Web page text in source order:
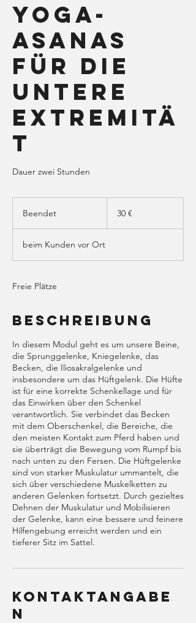
Yoga-
Asanas
für die
untere
Extremitä
t
Dauer zwei Stunden
Beendet
n
d
30 €
beim Kunden vor Ort
Freie Plätze
Beschreibung
In diesem Modul geht es um unsere Beine,
die Sprunggelenke, Kniegelenke, das
Becken, die Iliosakralgelenke und
insbesondere um das Hüftgelenk. Die Hüfte
ist für eine korrekte Schenkellage und für
das Einwirken über den Schenkel
verantwortlich. Sie verbindet das Becken
mit dem Oberschenkel, die Bereiche, die
den meisten Kontakt zum Pferd haben und
sie überträgt die Bewegung vom Rumpf bis
nach unten zu den Fersen. Die Hüftgelenke
sind von starker Muskulatur ummantelt, die
sich über verschiedene Muskelketten zu
anderen Gelenken fortsetzt. Durch gezieltes
Dehnen der Muskulatur und Mobilisieren
der Gelenke, kann eine bessere und feinere
Hilfengebung erreicht werden und ein
tieferer Sitz im Sattel.
Kontaktangabe
n